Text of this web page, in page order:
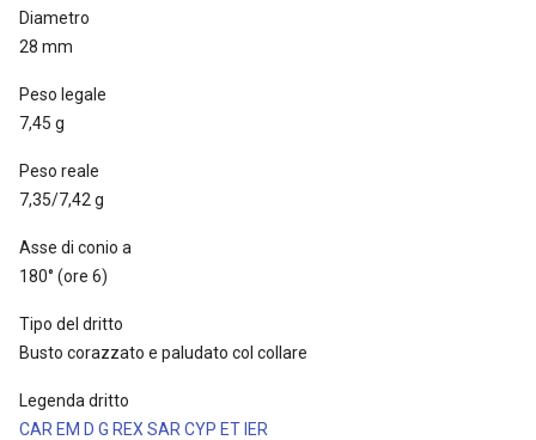
Diametro
28 mm
Peso legale
7,45 g
Peso reale
7,35/7,42 g
Asse di conio a
180° (ore 6)
Tipo del dritto
Busto corazzato e paludato col collare
Legenda dritto
CAR EM D G REX SAR CYP ET IER